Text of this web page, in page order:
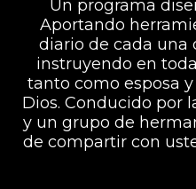
Un programa
Aportando
diario de cada una
instruyendo en
tanto como esposa
Dios. Conducido por
y un grupo de
de compartir con